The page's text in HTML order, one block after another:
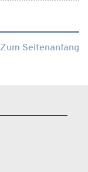
Zum Seitenanfang